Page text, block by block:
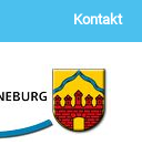
Kontakt